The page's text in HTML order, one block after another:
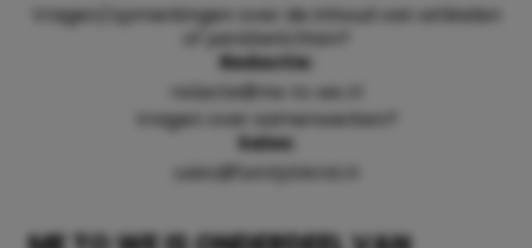
Vragen/opmerkingen over de inhoud van artikelen
of persberichten?
Redactie:
redactie@me-to-we.nl
Vragen over samenwerken?
Sales:
sales@familyblend.nl